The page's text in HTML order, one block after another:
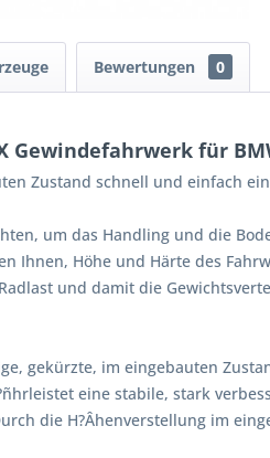
Bewertungen 0
Gewindefahrwerk für
Zustand schnell und einfach
um das Handling und die
Ihnen, Höhe und Härte des
und damit die
gekürzte, im eingebauten
eine stabile, stark
die H?Âhenverstellung im